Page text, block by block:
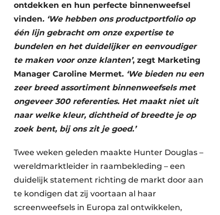
Interieurarchitectuur
Keukens
Renovatie
Software
Toegangscontrole
Veiligheid & Opleiding
ontdekken en hun perfecte binnenweefsel
vinden. ‘We hebben ons productportfolio op
één lijn gebracht om onze expertise te
bundelen en het duidelijker en eenvoudiger
te maken voor onze klanten’, zegt Marketing
Manager Caroline Mermet. ‘We bieden nu een
zeer breed assortiment binnenweefsels met
ongeveer 300 referenties. Het maakt niet uit
naar welke kleur, dichtheid of breedte je op
zoek bent, bij ons zit je goed.’
Twee weken geleden maakte Hunter Douglas –
wereldmarktleider in raambekleding – een
duidelijk statement richting de markt door aan
te kondigen dat zij voortaan al haar
screenweefsels in Europa zal ontwikkelen,